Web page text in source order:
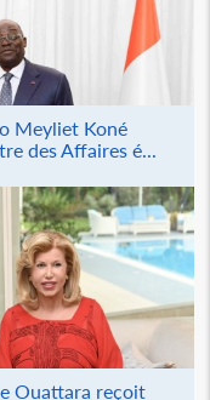
Meyliet Koné
des Affaires é...
Ouattara reçoit